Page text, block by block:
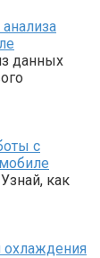
данных
с
как
охлаждения